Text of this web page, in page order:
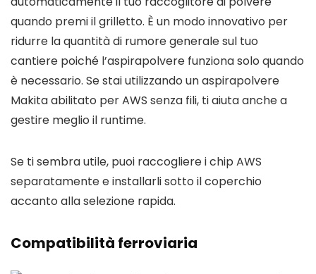
quando premi il grilletto. È un modo innovativo per
ridurre la quantità di rumore generale sul tuo
cantiere poiché l’aspirapolvere funziona solo quando
è necessario. Se stai utilizzando un aspirapolvere
Makita abilitato per AWS senza fili, ti aiuta anche a
gestire meglio il runtime.
Se ti sembra utile, puoi raccogliere i chip AWS
separatamente e installarli sotto il coperchio
accanto alla selezione rapida.
Compatibilità ferroviaria